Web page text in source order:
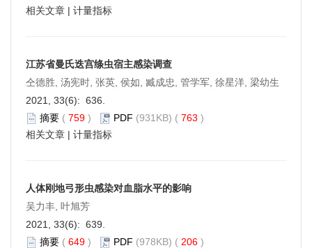
相关文章 | 计量指标
江苏省曼氏迭宫绦虫宿主感染调查
仝德胜, 汤宪时, 张英, 侯如, 臧成忠, 管学军, 徐星洋, 梁幼生
2021, 33(6): 636.
摘要 ( 759 ) PDF (931KB) ( 763 )
相关文章 | 计量指标
人体刚地弓形虫感染对血脂水平的影响
吴力丰, 叶旭芳
2021, 33(6): 639.
摘要 ( 649 ) PDF (978KB) ( 206 )